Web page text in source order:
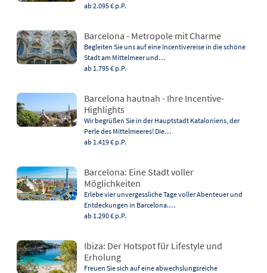
ab 2.095 € p.P.
Barcelona - Metropole mit Charme
Begleiten Sie uns auf eine Incentivereise in die schöne
Stadt am Mittelmeer und…
ab 1.795 € p.P.
Barcelona hautnah - Ihre Incentive-
Highlights
Wir begrüßen Sie in der Hauptstadt Kataloniens, der
Perle des Mittelmeeres! Die…
ab 1.419 € p.P.
Barcelona: Eine Stadt voller
Möglichkeiten
Erlebe vier unvergessliche Tage voller Abenteuer und
Entdeckungen in Barcelona.…
ab 1.290 € p.P.
Ibiza: Der Hotspot für Lifestyle und
Erholung
Freuen Sie sich auf eine abwechslungsreiche